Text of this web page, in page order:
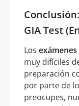
GIA Test
Los exámenes
muy difíciles
preparación
por parte de
preocupes,